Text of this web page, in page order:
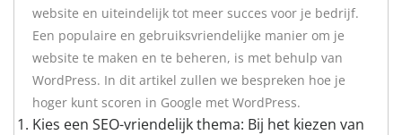
website en uiteindelijk tot meer succes voor je bedrijf.
Een populaire en gebruiksvriendelijke manier om je
website te maken en te beheren, is met behulp van
WordPress. In dit artikel zullen we bespreken hoe je
hoger kunt scoren in Google met WordPress.
Kies een SEO-vriendelijk thema: Bij het kiezen van